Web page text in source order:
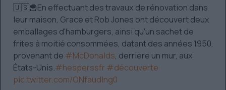
🇺🇸🍟En effectuant des travaux de rénovation dans
leur maison, Grace et Rob Jones ont découvert deux
emballages d'hamburgers, ainsi qu'un sachet de
frites à moitié consommées, datant des années 1950,
provenant de #McDonalds, derrière un mur, aux
États-Unis.#hesperssfr #découverte
pic.twitter.com/ONfaudIng0